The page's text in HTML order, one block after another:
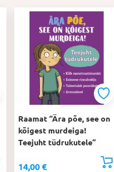
Raamat “Ära põe, see on
kõigest murdeiga!
Teejuht tüdrukutele”
14,00 €